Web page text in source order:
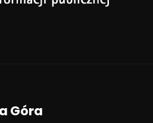
Góra